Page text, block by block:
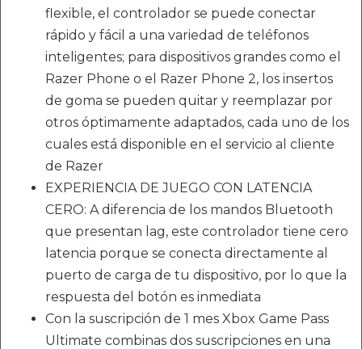
flexible, el controlador se puede conectar
rápido y fácil a una variedad de teléfonos
inteligentes; para dispositivos grandes como el
Razer Phone o el Razer Phone 2, los insertos
de goma se pueden quitar y reemplazar por
otros óptimamente adaptados, cada uno de los
cuales está disponible en el servicio al cliente
de Razer
EXPERIENCIA DE JUEGO CON LATENCIA
CERO: A diferencia de los mandos Bluetooth
que presentan lag, este controlador tiene cero
latencia porque se conecta directamente al
puerto de carga de tu dispositivo, por lo que la
respuesta del botón es inmediata
Con la suscripción de 1 mes Xbox Game Pass
Ultimate combinas dos suscripciones en una